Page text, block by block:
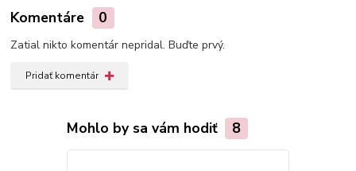
Komentáre 0
Zatial nikto komentár nepridal. Buďte prvý.
Pridať komentár
Mohlo by sa vám hodiť 8